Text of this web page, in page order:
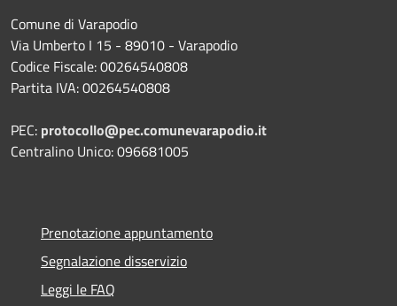
Comune di Varapodio
Via Umberto I 15 - 89010 - Varapodio
Codice Fiscale: 00264540808
Partita IVA: 00264540808
PEC: protocollo@pec.comunevarapodio.it
Centralino Unico: 096681005
Prenotazione appuntamento
Segnalazione disservizio
Leggi le FAQ